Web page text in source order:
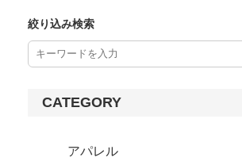
絞り込み検索
CATEGORY
アパレル